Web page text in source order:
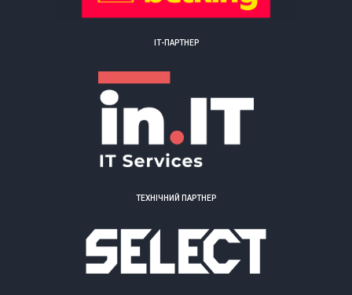
ІТ-ПАРТНЕР
ТЕХНІЧНИЙ ПАРТНЕР